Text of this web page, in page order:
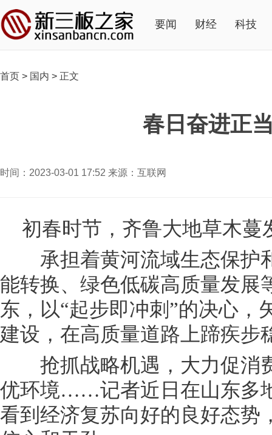
要闻 财经 科技
首页 > 国内 > 正文
春日奋进正
时间：2023-03-01 17:52 来源：互联网
初春时节，齐鲁大地草木蔓
承担着黄河流域生态保护
能转换、绿色低碳高质量发展
东，以“起步即冲刺”的决心，
建设，在高质量道路上蹄疾步
抢抓战略机遇，大力促消
优环境……记者近日在山东多
看到经济复苏向好的良好态势